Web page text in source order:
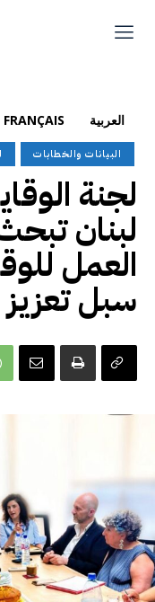
الأحد, أغسطس 9, 2026
Français
(
العربية FRANÇAIS
البيانات والخطابات
لجنة
لبنان
العمل
سبل تعزيز